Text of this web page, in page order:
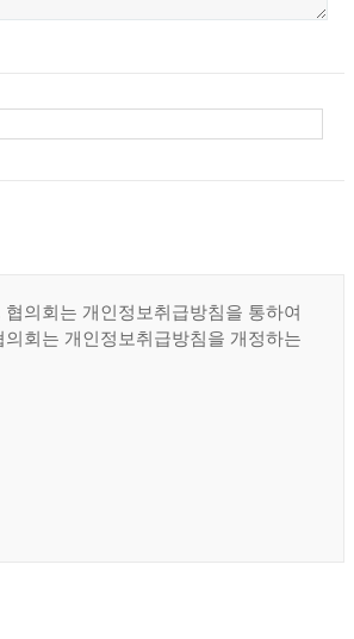
의회는 개인정보취급방침을 통하여
회는 개인정보취급방침을 개정하는